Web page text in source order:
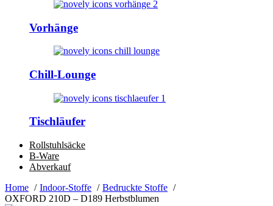
Vorhänge
Chill-Lounge
Tischläufer
Rollstuhlsäcke
B-Ware
Abverkauf
Home
Indoor-Stoffe
Bedruckte Stoffe
OXFORD 210D – D189 Herbstblumen